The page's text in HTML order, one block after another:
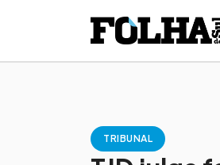
TRIBUNAL